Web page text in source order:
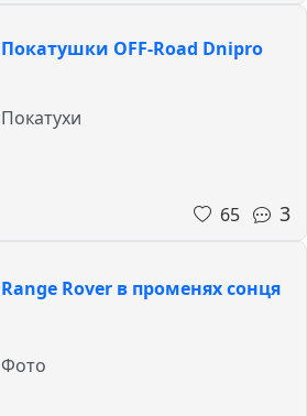
Покатушки OFF-Road Dnipro
Покатухи
65 3
Range Rover в променях сонця
Фото